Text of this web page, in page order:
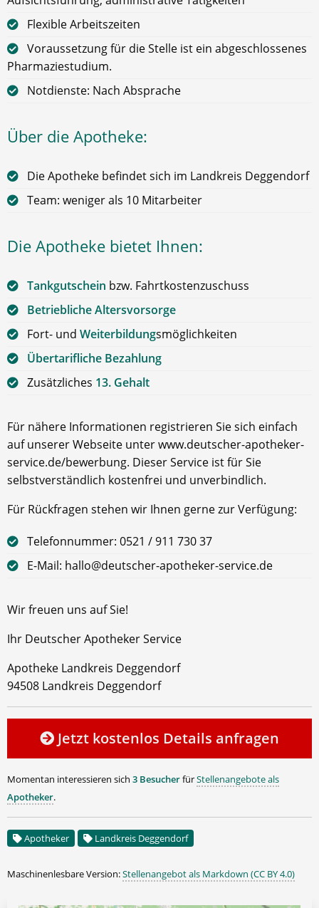
Flexible Arbeitszeiten
Voraussetzung für die Stelle ist ein abgeschlossenes
Pharmaziestudium.
Notdienste: Nach Absprache
Über die Apotheke:
Die Apotheke befindet sich im Landkreis Deggendorf
Team: weniger als 10 Mitarbeiter
Die Apotheke bietet Ihnen:
Tankgutschein bzw. Fahrtkostenzuschuss
Betriebliche Altersvorsorge
Fort- und Weiterbildungsmöglichkeiten
Übertarifliche Bezahlung
Zusätzliches 13. Gehalt
Für nähere Informationen registrieren Sie sich einfach
auf unserer Webseite unter www.deutscher-apotheker-
service.de/bewerbung. Dieser Service ist für Sie
selbstverständlich kostenfrei und unverbindlich.
Für Rückfragen stehen wir Ihnen gerne zur Verfügung:
Telefonnummer: 0521 / 911 730 37
E-Mail: hallo@deutscher-apotheker-service.de
Wir freuen uns auf Sie!
Ihr Deutscher Apotheker Service
Apotheke Landkreis Deggendorf
94508 Landkreis Deggendorf
Jetzt kostenlos Details anfragen
Momentan interessieren sich 3 BesucherfürStellenangebote als
Apotheker.
Apotheker Landkreis Deggendorf
Maschinenlesbare Version:Stellenangebot als Markdown (CC BY 4.0)